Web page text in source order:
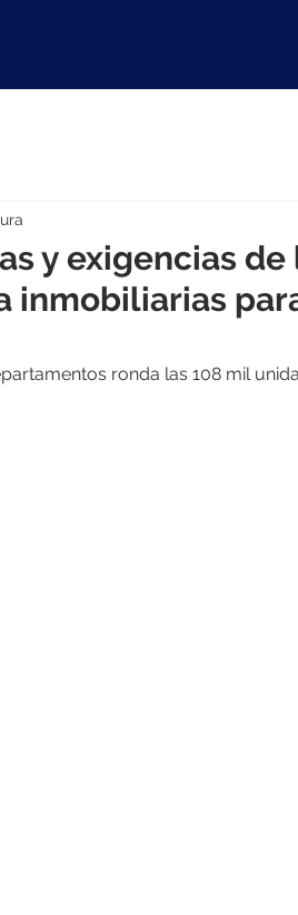
y exigencias de
inmobiliarias
ronda las 108 mil